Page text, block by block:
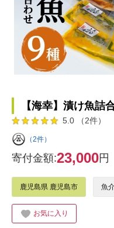
【海幸】漬け魚
5.0 （2件）
（2件）
寄付金額:23,000円
鹿児島県 鹿児島市 魚
お気に入り